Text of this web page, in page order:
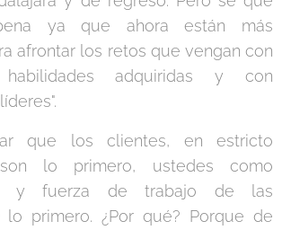
ya que ahora están más
afrontar los retos que vengan con
adquiridas y con
que los clientes, en estricto
lo primero, ustedes como
y fuerza de trabajo de las
lo primero. ¿Por qué? Porque de